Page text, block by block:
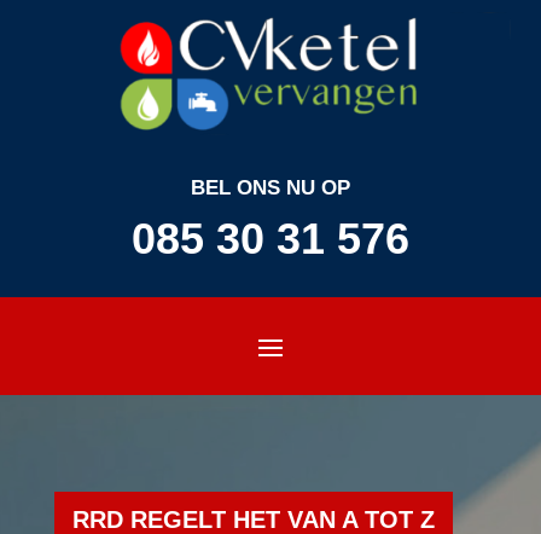
BEL ONS NU OP
085 30 31 576
RRD REGELT HET VAN A TOT Z